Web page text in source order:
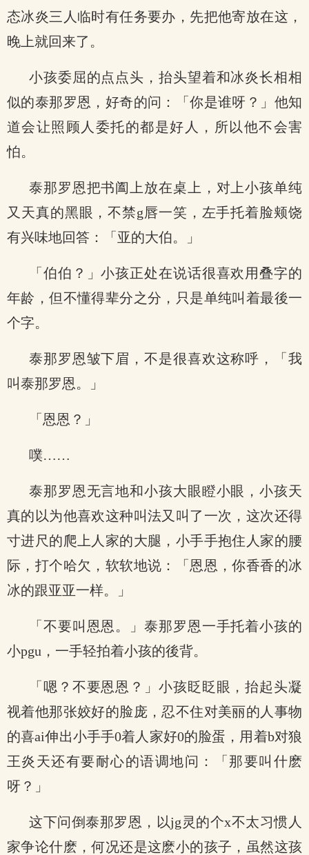
态冰炎三人临时有任务要办，先把他寄放在这，
晚上就回来了。
小孩委屈的点点头，抬头望着和冰炎长相相
似的泰那罗恩，好奇的问：「你是谁呀？」他知
道会让照顾人委托的都是好人，所以他不会害
怕。
泰那罗恩把书阖上放在桌上，对上小孩单纯
又天真的黑眼，不禁g唇一笑，左手托着脸颊饶
有兴味地回答：「亚的大伯。」
「伯伯？」小孩正处在说话很喜欢用叠字的
年龄，但不懂得辈分之分，只是单纯叫着最後一
个字。
泰那罗恩皱下眉，不是很喜欢这称呼，「我
叫泰那罗恩。」
「恩恩？」
噗……
泰那罗恩无言地和小孩大眼瞪小眼，小孩天
真的以为他喜欢这种叫法又叫了一次，这次还得
寸进尺的爬上人家的大腿，小手手抱住人家的腰
际，打个哈欠，软软地说：「恩恩，你香香的冰
冰的跟亚亚一样。」
「不要叫恩恩。」泰那罗恩一手托着小孩的
小pgu，一手轻拍着小孩的後背。
「嗯？不要恩恩？」小孩眨眨眼，抬起头凝
视着他那张姣好的脸庞，忍不住对美丽的人事物
的喜ai伸出小手手0着人家好0的脸蛋，用着b对狼
王炎天还有要耐心的语调地问：「那要叫什麽
呀？」
这下问倒泰那罗恩，以jg灵的个x不太习惯人
家争论什麽，何况还是这麽小的孩子，虽然这孩